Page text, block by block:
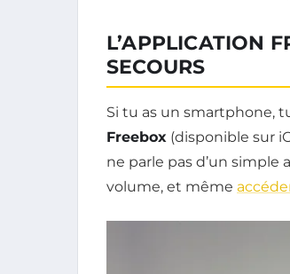
L’APPLICATION
SECOURS
Si tu as un smartphone,
Freebox (disponible sur
ne parle pas d’un simple
volume, et même